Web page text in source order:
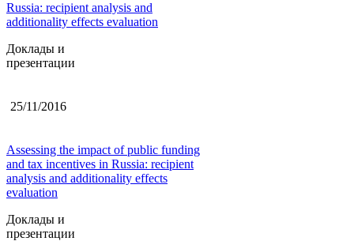
Russia: recipient analysis and
additionality effects evaluation
Доклады и
презентации
25/11/2016
Assessing the impact of public funding
and tax incentives in Russia: recipient
analysis and additionality effects
evaluation
Доклады и
презентации